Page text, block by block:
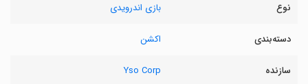
نوع بازی اندرویدی
دسته‌بندی اکشن
سازنده Yso Corp